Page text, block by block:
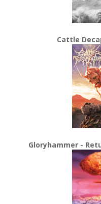
Cattle
Gloryhammer -